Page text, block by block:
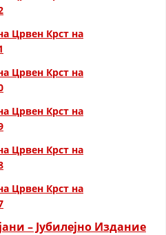
Црвен Крст на
Црвен Крст на
Црвен Крст на
Црвен Крст на
Црвен Крст на
– Јубилејно Издание